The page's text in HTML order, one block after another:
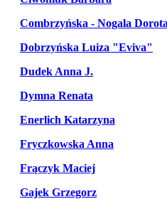
Combrzyńska - Nogala Dorota
Dobrzyńska Luiza "Eviva"
Dudek Anna J.
Dymna Renata
Enerlich Katarzyna
Fryczkowska Anna
Frączyk Maciej
Gajek Grzegorz